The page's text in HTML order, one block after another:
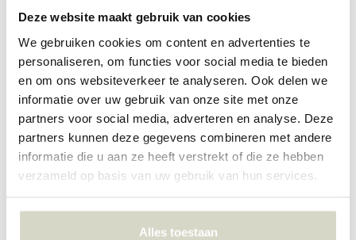
Deze website maakt gebruik van cookies
We gebruiken cookies om content en advertenties te
personaliseren, om functies voor social media te bieden
en om ons websiteverkeer te analyseren. Ook delen we
informatie over uw gebruik van onze site met onze
partners voor social media, adverteren en analyse. Deze
partners kunnen deze gegevens combineren met andere
informatie die u aan ze heeft verstrekt of die ze hebben
verzameld op basis van uw gebruik van hun services.
Alles toestaan
Materiaal: aardewerk
Kleur: blauw
Overige: Per item kunnen er verschillen zijn. Geschikt voor in de
vaatwasser, oven en magnetron.
PRODUCTSPECIFICATIES
Artikelnummer 82072671
82072671